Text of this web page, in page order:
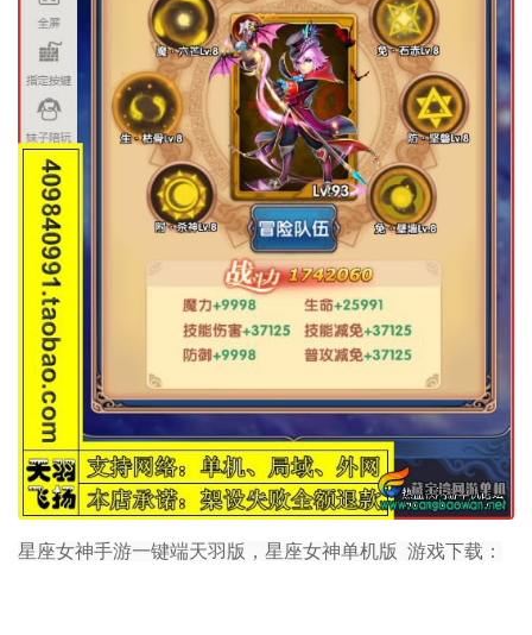
星座女神手游一键端天羽版，星座女神单机版 游戏下载：